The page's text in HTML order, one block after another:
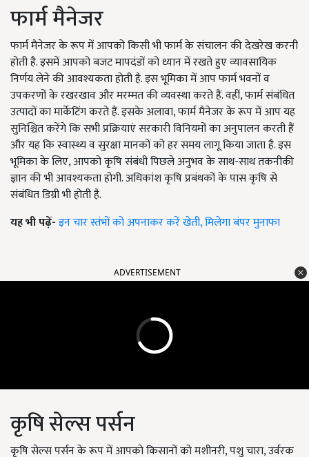
फार्म मैनेजर
फार्म मैनेजर के रूप में आपको किसी भी फार्म के संचालन की देखरेख करनी
होती है. इसमें आपको बजट मापदंडों को ध्यान में रखते हुए व्यावसायिक
निर्णय लेने की आवश्यकता होती है. इस भूमिका में आप फार्म भवनों व
उपकरणों के रखरखाव और मरम्मत की व्यवस्था करते हैं. वहीं, फार्म संबंधित
उत्पादों का मार्केटिंग करते हैं. इसके अलावा, फार्म मैनेजर के रूप में आप यह
सुनिश्चित करेंगे कि सभी प्रक्रियाएं सरकारी विनियमों का अनुपालन करती हैं
और यह कि स्वास्थ्य व सुरक्षा मानकों को हर समय लागू किया जाता है. इस
भूमिका के लिए, आपको कृषि संबंधी पिछले अनुभव के साथ-साथ तकनीकी
ज्ञान की भी आवश्यकता होगी. अधिकांश कृषि प्रबंधकों के पास कृषि से
संबंधित डिग्री भी होती है.
यह भी पढ़ें-इन चार स्तंभों को अपनाकर करें खेती, मिलेगा बंपर मुनाफा
ADVERTISEMENT
कृषि सेल्स पर्सन
कृषि सेल्स पर्सन के रूप में आपको किसानों को मशीनरी, पशु चारा, उर्वरक